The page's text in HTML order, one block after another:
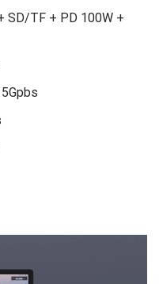
SD/TF + PD 100W +